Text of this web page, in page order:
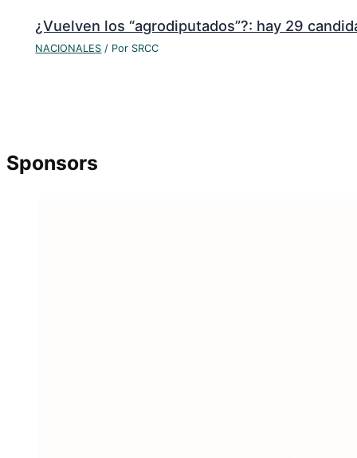
¿Vuelven los “agrodiputados”?: hay 29
NACIONALES / Por SRCC
Sponsors